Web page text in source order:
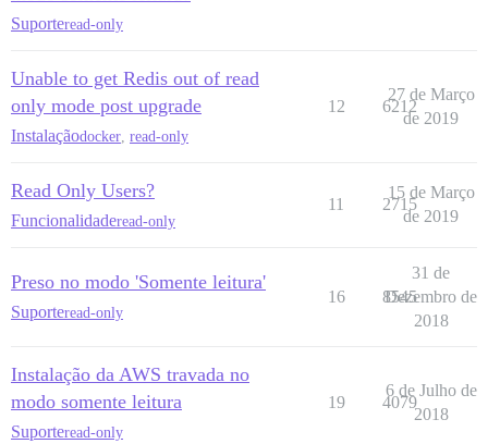
Suporteread-only
Unable to get Redis out of read
only mode post upgrade
Instalaçãodocker read-only
12 6212
27 de Março
de 2019
Read Only Users?
Funcionalidaderead-only
11 2715
15 de Março
de 2019
Preso no modo 'Somente leitura'
Suporteread-only
16 8545
31 de
Dezembro de
2018
Instalação da AWS travada no
modo somente leitura
Suporteread-only
19 4079
6 de Julho de
2018